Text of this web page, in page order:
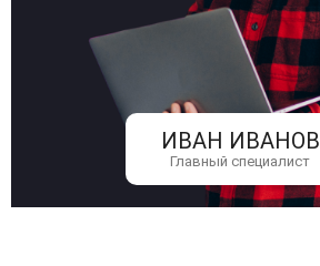
ИВАН ИВАНОВ
Главный специалист